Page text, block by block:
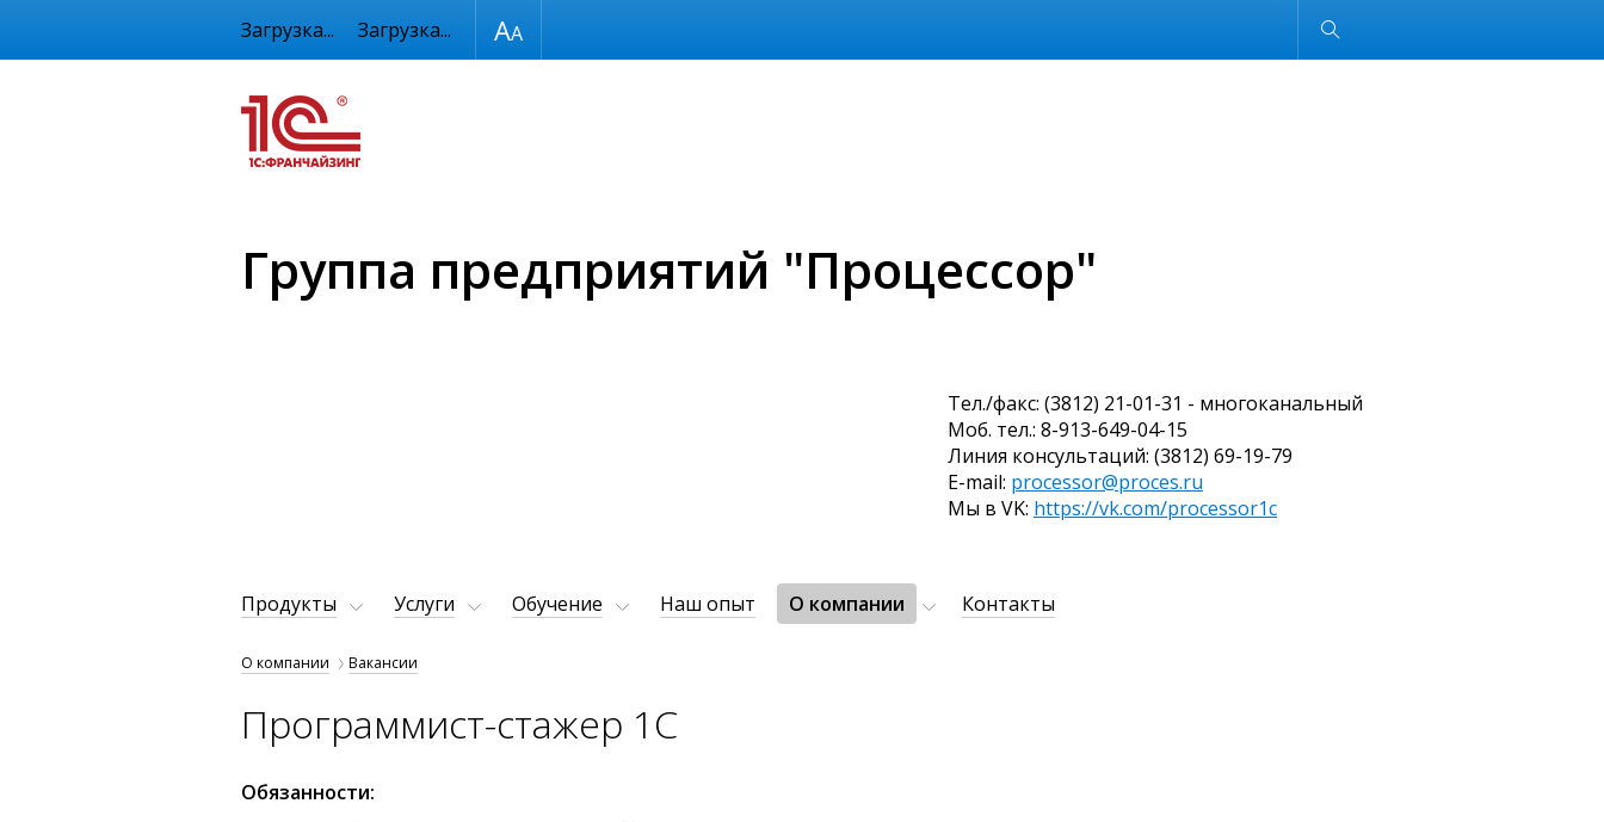
Размер шрифта Обычная версия
Группа предприятий "Процессор"
Тел./факс: (3812) 21-01-31 - многоканальный
Моб. тел.: 8-913-649-04-15
Линия консультаций: (3812) 69-19-79
E-mail: processor@proces.ru
Мы в VK: https://vk.com/processor1c
Загрузка... Загрузка...
Продукты Услуги Обучение Наш опыт О компании Контакты
О компании Вакансии
Программист-стажер 1C
Обязанности: